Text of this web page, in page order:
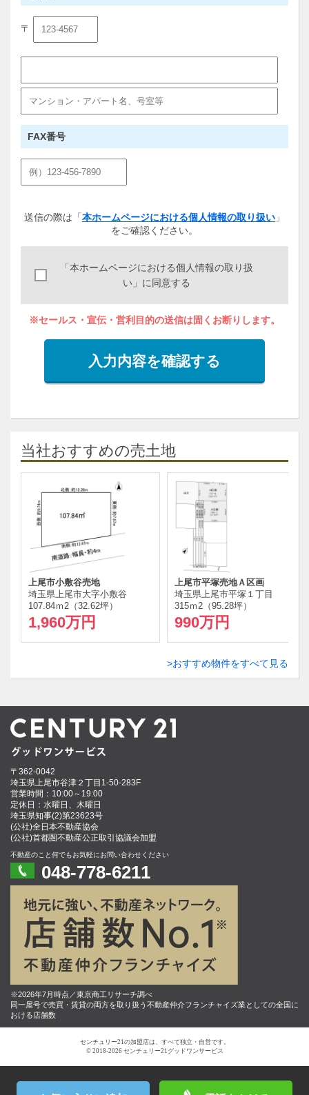
〒
FAX番号
送信の際は「 本ホームページにおける個人情報の取り扱い 」
をご確認ください。
「本ホームページにおける個人情報の取り扱
い」に同意する
※セールス・宣伝・営利目的の送信は固くお断りします。
入力内容を確認する
当社おすすめの売土地
上尾市小敷谷売地
埼玉県上尾市大字小敷谷
107.84ｍ2 （32.62坪）
1,960万円
上尾市平塚売地Ａ区画
埼玉県上尾市平塚１丁目
2（95.28坪）
990万円
おすすめ物件をすべて見る
〒362-0042
埼玉県上尾市谷津２丁目1-50-283F
営業時間：10:00～19:00
定休日：水曜日、木曜日
埼玉県知事(2)第23623号
(公社)全日本不動産協会
(公社)首都圏不動産公正取引協議会加盟
不動産のこと何でもお気軽にお問い合わせください
048-778-6211
※2026年7月時点／東京商工リサーチ調べ
同一屋号で売買・賃貸の両方を取り扱う不動産仲介フランチャイズ業としての全国に
おける店舗数
センチュリー21の加盟店は、すべて独立・自営です。
© 2018-2026 センチュリー21グッドワンサービス